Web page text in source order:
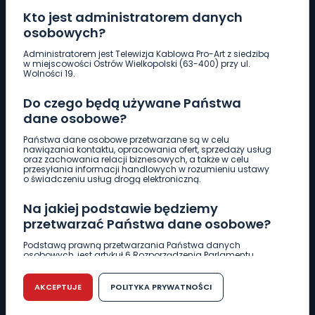
Kto jest administratorem danych
osobowych?
Administratorem jest Telewizja Kablowa Pro-Art z siedzibą
w miejscowości Ostrów Wielkopolski (63-400) przy ul.
Wolności 19.
Do czego będą używane Państwa
dane osobowe?
Państwa dane osobowe przetwarzane są w celu
nawiązania kontaktu, opracowania ofert, sprzedaży usług
oraz zachowania relacji biznesowych, a także w celu
przesyłania informacji handlowych w rozumieniu ustawy
o świadczeniu usług drogą elektroniczną.
Na jakiej podstawie będziemy
przetwarzać Państwa dane osobowe?
Podstawą prawną przetwarzania Państwa danych
osobowych, jest artykuł 6 Rozporządzenia Parlamentu
r. w sprawie ochrony osób fizycznych w związku z
przetwarzaniem danych osobowych w sprawie
swobodnego przepływu takich danych oraz uchylenia
dyrektywy 95/46/WE (RODO).
AKCEPTUJE POLITYKA PRYWATNOŚCI
Pobierz logotyp
661 997 997
REDAKCJA
62 735 22 22redakcja@wlkp24.info
DZIAŁ REKLAMY
62 735 01 85 reklama@wlkp24.info
WIADOMOŚCI
CIEKAWOSTKI